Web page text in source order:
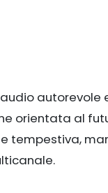
autorevole
orientata al
tempestiva,